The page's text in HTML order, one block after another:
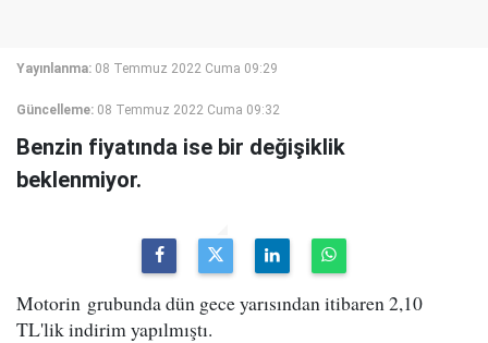
Yayınlanma: 08 Temmuz 2022 Cuma 09:29
Güncelleme: 08 Temmuz 2022 Cuma 09:32
Benzin fiyatında ise bir değişiklik
beklenmiyor.
Motorin grubunda dün gece yarısından itibaren 2,10
TL'lik indirim yapılmıştı.